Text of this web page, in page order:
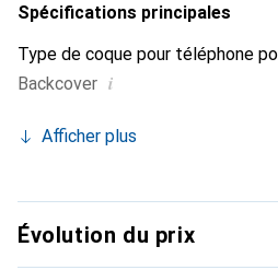
Spécifications principales
Type de coque pour téléphone
Backcover i
Afficher plus
Évolution du prix